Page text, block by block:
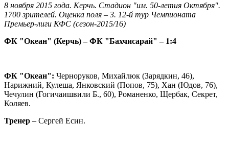
8 ноября 2015 года. Керчь. Стадион "им. 50-летия Октября".
1700 зрителей. Оценка поля – 3. 12-й тур Чемпионата
Премьер-лиги КФС (сезон-2015/16)
ФК "Океан" (Керчь) – ФК "Бахчисарай" – 1:4
ФК "Океан": Черноруков, Михайлюк (Зарядкин, 46),
Нарижний, Кулеша, Янковский (Попов, 75), Хан (Юдов, 76),
Чечулин (Гогичаишвили Б., 60), Романенко, Щербак, Секрет,
Коляев.
Тренер – Сергей Есин.